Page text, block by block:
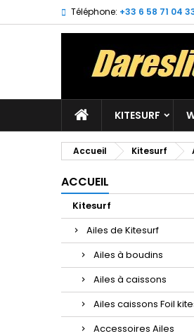
Téléphone: +33 6 58 71 04
KITESURF
Accueil Kitesurf
ACCUEIL
Kitesurf
Ailes de Kitesurf
Ailes à boudins
Ailes à caissons
Ailes caissons Foil
Accessoires Ailes